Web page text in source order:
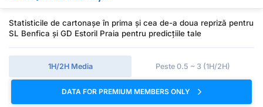
Statisticile de cartonașe în prima și cea de-a doua repriză pentru
SL Benfica și GD Estoril Praia pentru predicțiile tale
1H/2H Media Peste 0.5 ~ 3 (1H/2H)
DATA FOR PREMIUM MEMBERS ONLY